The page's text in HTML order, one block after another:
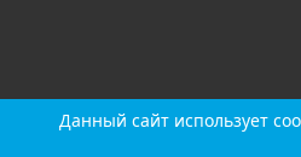
Карта сайтаДанный сайт использует